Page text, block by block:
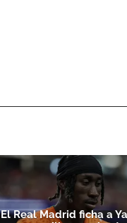
El Real Madrid ficha a